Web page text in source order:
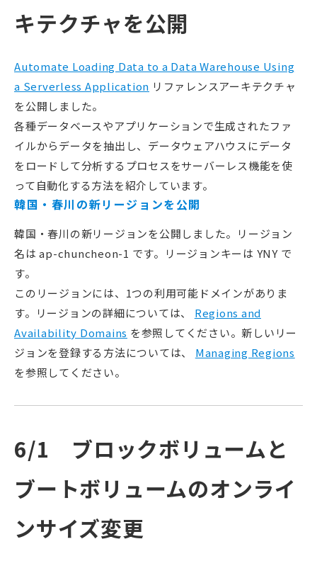
キテクチャを公開
Automate Loading Data to a Data Warehouse Using
a Serverless Application リファレンスアーキテクチャ
を公開しました。
各種データベースやアプリケーションで生成されたファ
イルからデータを抽出し、データウェアハウスにデータ
をロードして分析するプロセスをサーバーレス機能を使
って自動化する方法を紹介しています。
韓国・春川の新リージョンを公開
韓国・春川の新リージョンを公開しました。リージョン
名は ap-chuncheon-1 です。リージョンキーは YNY で
す。
このリージョンには、1つの利用可能ドメインがありま
す。リージョンの詳細については、 Regions and
Availability Domains を参照してください。新しいリー
ジョンを登録する方法については、 Managing Regions
を参照してください。
6/1 ブロックボリュームと
ブートボリュームのオンライ
ンサイズ変更